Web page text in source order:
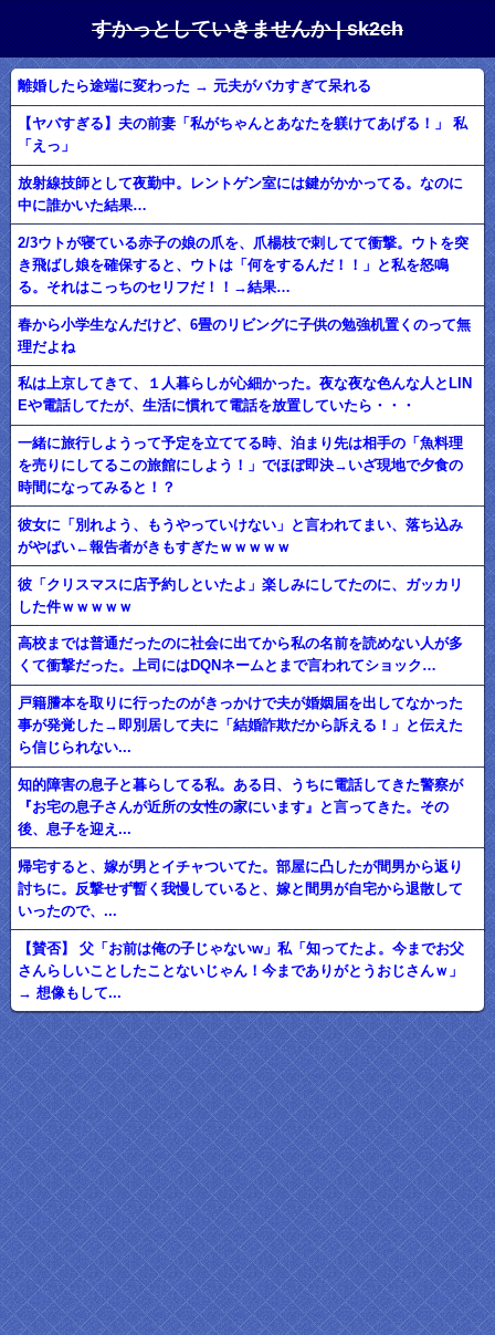
すかっとしていきませんか | sk2ch
離婚したら途端に変わった → 元夫がバカすぎて呆れる
【ヤバすぎる】夫の前妻「私がちゃんとあなたを躾けてあげる！」 私
「えっ」
放射線技師として夜勤中。レントゲン室には鍵がかかってる。なのに
中に誰かいた結果…
2/3ウトが寝ている赤子の娘の爪を、爪楊枝で刺してて衝撃。ウトを突
き飛ばし娘を確保すると、ウトは「何をするんだ！！」と私を怒鳴
る。それはこっちのセリフだ！！→結果…
春から小学生なんだけど、6畳のリビングに子供の勉強机置くのって無
理だよね
私は上京してきて、１人暮らしが心細かった。夜な夜な色んな人とLIN
Eや電話してたが、生活に慣れて電話を放置していたら・・・
一緒に旅行しようって予定を立ててる時、泊まり先は相手の「魚料理
を売りにしてるこの旅館にしよう！」でほぼ即決→いざ現地で夕食の
時間になってみると！？
彼女に「別れよう、もうやっていけない」と言われてまい、落ち込み
がやばい←報告者がきもすぎたｗｗｗｗｗ
彼「クリスマスに店予約しといたよ」楽しみにしてたのに、ガッカリ
した件ｗｗｗｗｗ
高校までは普通だったのに社会に出てから私の名前を読めない人が多
くて衝撃だった。上司にはDQNネームとまで言われてショック…
戸籍謄本を取りに行ったのがきっかけで夫が婚姻届を出してなかった
事が発覚した→即別居して夫に「結婚詐欺だから訴える！」と伝えた
ら信じられない...
知的障害の息子と暮らしてる私。ある日、うちに電話してきた警察が
『お宅の息子さんが近所の女性の家にいます』と言ってきた。その
後、息子を迎え...
帰宅すると、嫁が男とイチャついてた。部屋に凸したが間男から返り
討ちに。反撃せず暫く我慢していると、嫁と間男が自宅から退散して
いったので、...
【賛否】 父「お前は俺の子じゃないw」私「知ってたよ。今までお父
さんらしいことしたことないじゃん！今までありがとうおじさんｗ」
→ 想像もして...